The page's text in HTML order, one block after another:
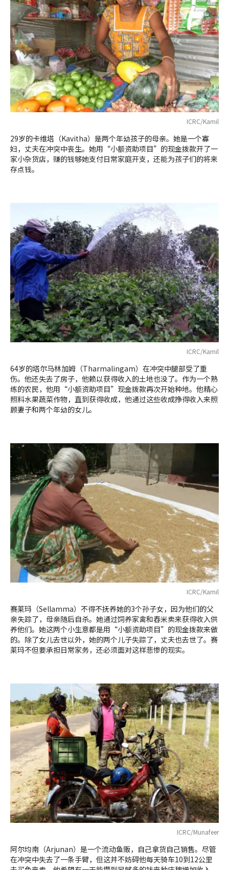
ICRC/Kamil
29岁的卡维塔（Kavitha）是两个年幼孩子的母亲。她是一个寡
妇，丈夫在冲突中丧生。她用“小额资助项目”的现金拨款开了一
家小杂货店，赚的钱够她支付日常家庭开支，还能为孩子们的将来
存点钱。
ICRC/Kamil
64岁的塔尔马林加姆（Tharmalingam）在冲突中腿部受了重
伤。他还失去了房子，他赖以获得收入的土地也没了。作为一个熟
练的农民，他用“小额资助项目”现金拨款再次开始种地。他精心
照料水果蔬菜作物，直到获得收成，他通过这些收成挣得收入来照
顾妻子和两个年幼的女儿。
ICRC/Kamil
赛莱玛（Sellamma）不得不抚养她的3个孙子女，因为他们的父
亲失踪了，母亲随后自杀。她通过饲养家禽和舂米卖来获得收入供
养他们。她这两个小生意都是用“小额资助项目”的现金拨款来做
的。除了女儿去世以外，她的两个儿子失踪了，丈夫也去世了。赛
莱玛不但要承担日常家务，还必须面对这样悲惨的现实。
ICRC/Munafeer
阿尔均南（Arjunan）是一个流动鱼贩，自己拿货自己销售。尽管
在冲突中失去了一条手臂，但这并不妨碍他每天骑车10到12公里